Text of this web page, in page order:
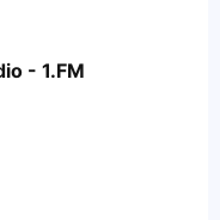
- 1.FM